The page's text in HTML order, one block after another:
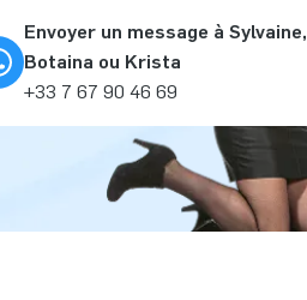
Envoyer un message à Sylvaine,
Botaina ou Krista
+33 7 67 90 46 69